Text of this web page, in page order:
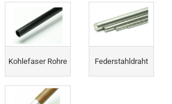
Kohlefaser Rohre Federstahldraht